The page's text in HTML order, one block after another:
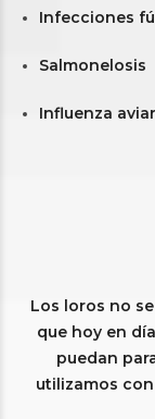
Infecciones
Salmonelosis
Influenza aviar
Los loros no
que hoy en
puedan
utilizamos